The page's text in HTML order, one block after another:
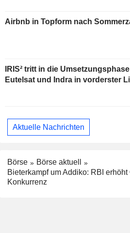
Airbnb in Topform nach
IRIS² tritt in die
Eutelsat und Indra in vorderster
Aktuelle Nachrichten
Börse
Börse aktuell
Bieterkampf um Addiko: RBI
Konkurrenz